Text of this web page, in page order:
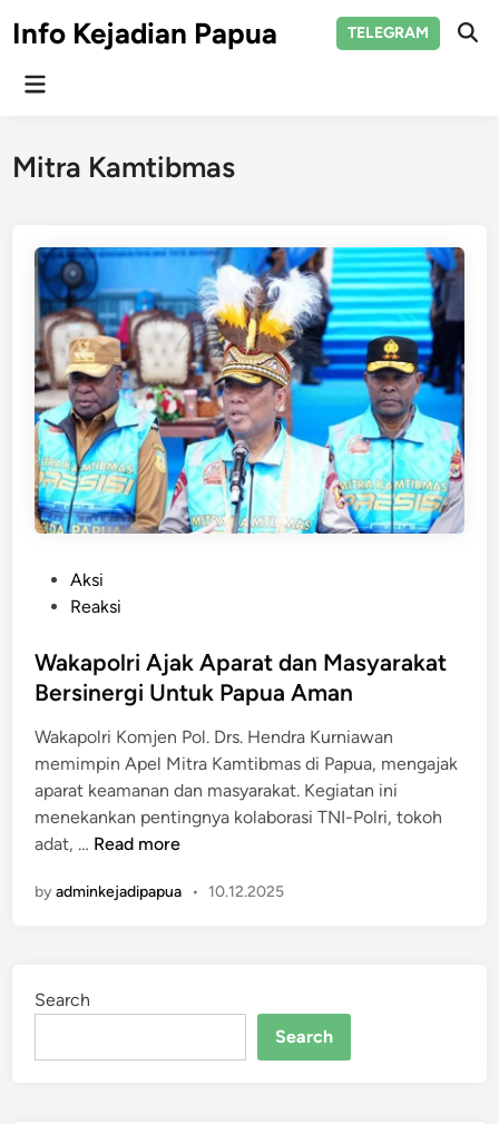
toInfo Kejadian Papua TELEGRAM
Main
Mitra Kamtibmas
t
e
i
n
Aksi
Reaksi
Wakapolri Ajak Aparat dan Masyarakat
Bersinergi Untuk Papua Aman
Wakapolri Komjen Pol. Drs. Hendra Kurniawan
memimpin Apel Mitra Kamtibmas di Papua, mengajak
aparat keamanan dan masyarakat. Kegiatan ini
menekankan pentingnya kolaborasi TNI-Polri, tokoh
adat, … W
k
i
Read more
byadminkejadipapua • 10.12.2025
Search
Search